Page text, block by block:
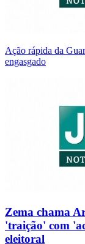
Ação rápida da
engasgado
Zema chama
'traição' com
eleitoral